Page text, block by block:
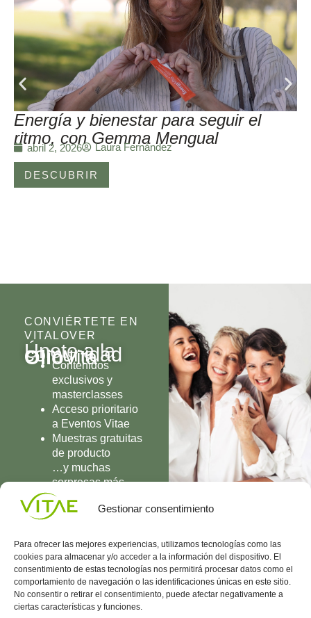
Gestionar consentimiento
Para ofrecer las mejores experiencias, utilizamos tecnologías como las
cookies para almacenar y/o acceder a la información del dispositivo. El
consentimiento de estas tecnologías nos permitirá procesar datos como el
comportamiento de navegación o las identificaciones únicas en este sitio.
No consentir o retirar el consentimiento, puede afectar negativamente a
ciertas características y funciones.
Energía y bienestar para seguir el
ritmo, con Gemma Mengual
abril 2, 2026 Laura Fernández
DESCUBRIR
CONVIÉRTETE EN
VITALOVER
Únete a la
comunidad
OlioVita
Contenidos
exclusivos y
masterclasses
Acceso prioritario
a Eventos Vitae
Muestras gratuitas
de producto
…y muchas
sorpresas más
UNIRME
Conocenos
Vitae
Política
de
(+34)
935